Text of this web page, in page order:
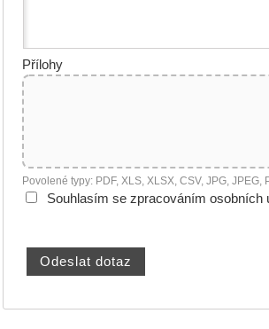
Přílohy
Povolené typy: PDF, XLS, XLSX, CSV, JPG,
Souhlasím se zpracováním osobních